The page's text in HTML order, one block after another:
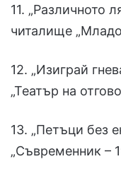
11. „Различното
читалище
12. „Изиграй
„Театър на
13. „Петъци без
„Съвременник –